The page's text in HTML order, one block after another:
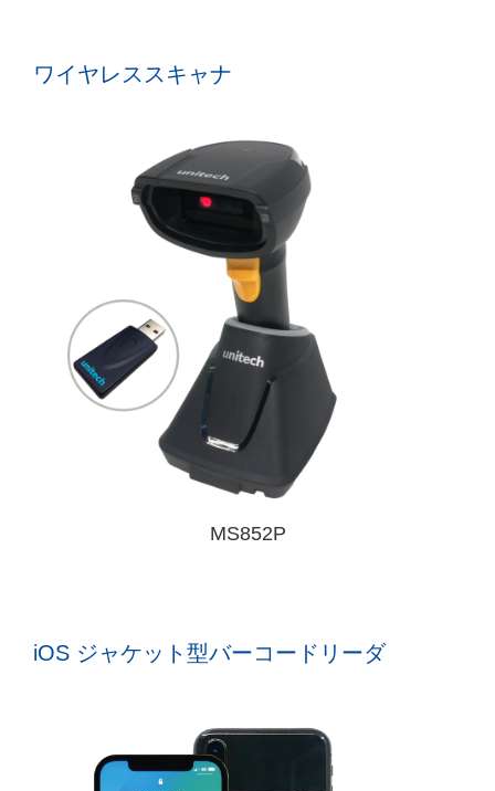
ワイヤレススキャナ
MS852P
iOS ジャケット型バーコードリーダ